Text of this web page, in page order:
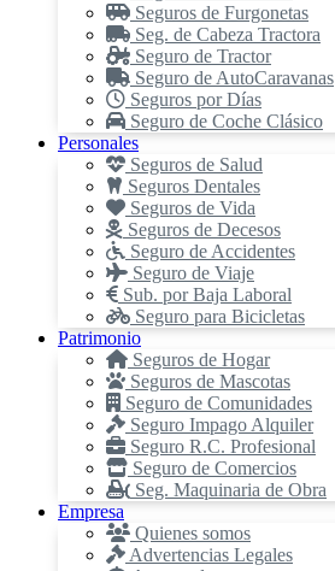
Seguros de Furgonetas
Seg. de Cabeza Tractora
Seguro de Tractor
Seguro de AutoCaravanas
Seguros por Días
Seguro de Coche Clásico
Personales
Seguros de Salud
Seguros Dentales
Seguros de Vida
Seguros de Decesos
Seguro de Accidentes
Seguro de Viaje
Sub. por Baja Laboral
Seguro para Bicicletas
Patrimonio
Seguros de Hogar
Seguros de Mascotas
Seguro de Comunidades
Seguro Impago Alquiler
Seguro R.C. Profesional
Seguro de Comercios
Seg. Maquinaria de Obra
Empresa
Quienes somos
Advertencias Legales